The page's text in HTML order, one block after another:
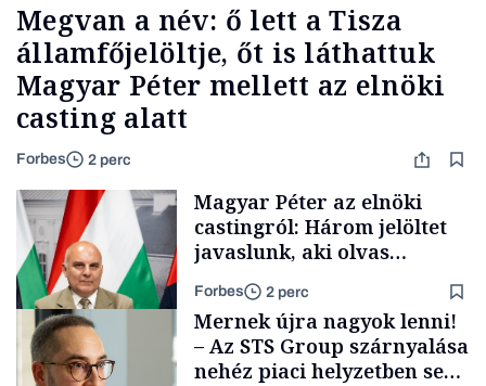
Megvan a név: ő lett a Tisza
államfőjelöltje, őt is láthattuk
Magyar Péter mellett az elnöki
casting alatt
Forbes 2 perc
Magyar Péter az elnöki
castingról: Három jelöltet
javaslunk, aki olvas
híreket, nem fog
meglepődni
Forbes 2 perc
Mernek újra nagyok lenni!
– Az STS Group szárnyalása
nehéz piaci helyzetben sem